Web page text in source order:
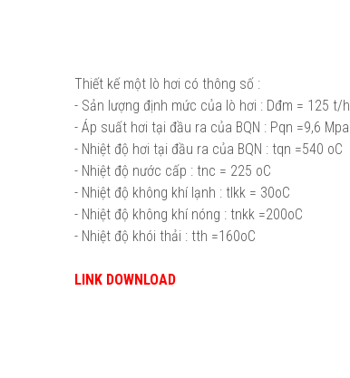
Thiết kế một lò hơi có thông số :
- Sản lượng định mức của lò hơi : Dđm = 125 t/h
- Áp suất hơi tại đầu ra của BQN : Pqn =9,6 Mpa
- Nhiệt độ hơi tại đầu ra của BQN : tqn =540 oC
- Nhiệt độ nước cấp : tnc = 225 oC
- Nhiệt độ không khí lạnh : tlkk = 30oC
- Nhiệt độ không khí nóng : tnkk =200oC
- Nhiệt độ khói thải : tth =160oC
LINK DOWNLOAD